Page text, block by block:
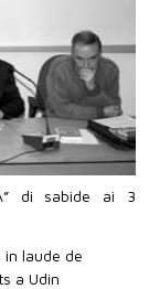
di sabide ai 3
laude de
a Udin